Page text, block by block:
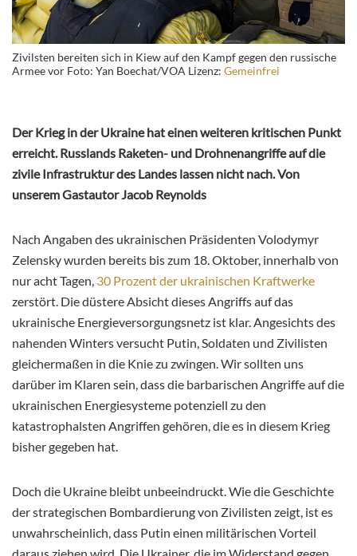
Zivilsten bereiten sich in Kiew auf den Kampf gegen den russische
Armee vor Foto: Yan Boechat/VOA Lizenz: Gemeinfrei
Der Krieg in der Ukraine hat einen weiteren kritischen Punkt
erreicht. Russlands Raketen- und Drohnenangriffe auf die
zivile Infrastruktur des Landes lassen nicht nach. Von
unserem Gastautor Jacob Reynolds
Nach Angaben des ukrainischen Präsidenten Volodymyr
Zelensky wurden bereits bis zum 18. Oktober, innerhalb von
nur acht Tagen, 30 Prozent der ukrainischen Kraftwerke
zerstört. Die düstere Absicht dieses Angriffs auf das
ukrainische Energieversorgungsnetz ist klar. Angesichts des
nahenden Winters versucht Putin, Soldaten und Zivilisten
gleichermaßen in die Knie zu zwingen. Wir sollten uns
darüber im Klaren sein, dass die barbarischen Angriffe auf die
ukrainischen Energiesysteme potenziell zu den
katastrophalsten Angriffen gehören, die es in diesem Krieg
bisher gegeben hat.
Doch die Ukraine bleibt unbeeindruckt. Wie die Geschichte
der strategischen Bombardierung von Zivilisten zeigt, ist es
unwahrscheinlich, dass Putin einen militärischen Vorteil